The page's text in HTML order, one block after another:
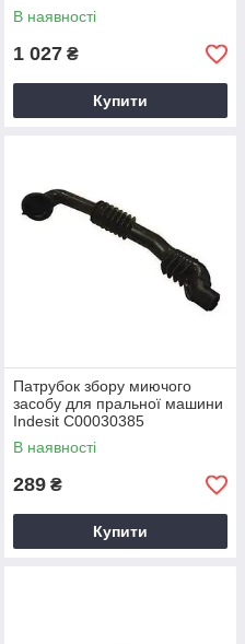
В наявності
1 027 ₴
Купити
Патрубок збору миючого
засобу для пральної машини
Indesit C00030385
В наявності
289 ₴
Купити